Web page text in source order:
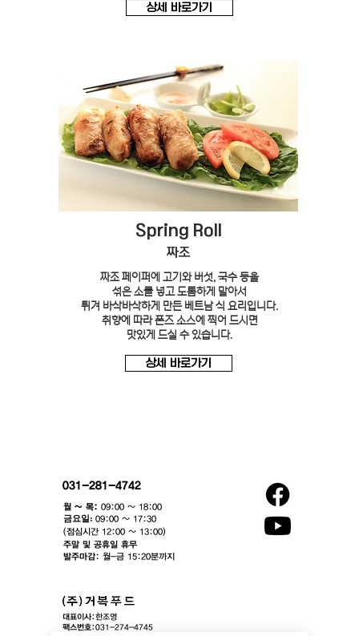
상세 바로가기
Spring Roll
짜조
짜조 페이퍼에 고기와 버섯, 국수 등을
섞은 소를 넣고 도톰하게 말아서
튀겨 바삭바삭하게 만든 베트남 식 요리입니다.
취향에 따라 폰즈 소스에 찍어 드시면
맛있게 드실 수 있습니다.
상세 바로가기
031-281-4742
월 ~ 목: 09:00 ~ 18:00
​금요일: 09:00 ~ 17:30
(점심시간 12:00 ~ 13:00)​
주말 및 공휴일 휴무
발주마감: 월-금 15:20분까지
대표이사:한조영
팩스번호:031-274-4745